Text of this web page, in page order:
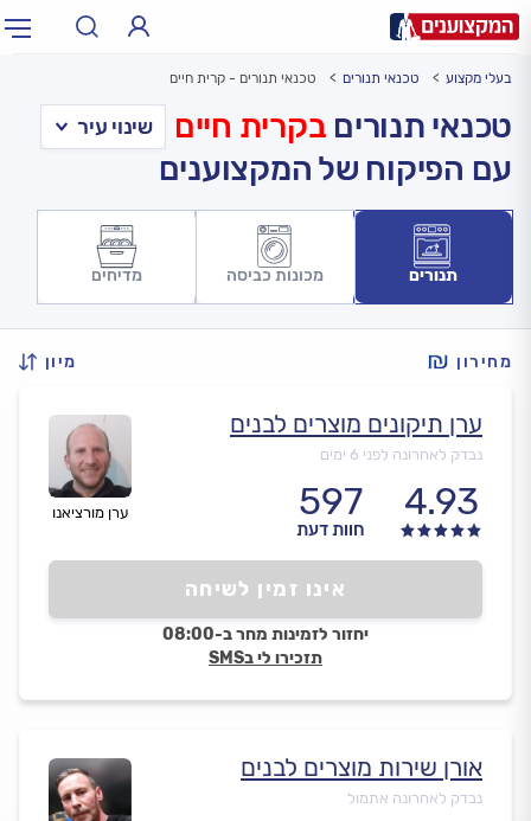
עירעיר: תל אביב, חיפה…
בעלי מקצוע טכנאי תנורים טכנאי תנורים - קרית חיים
טכנאי תנורים בקרית חיים
עם הפיקוח של המקצוענים
תנורים מכונות כביסה מדיחים
מחירון מיון
ערן מורציאנו
ערן תיקונים מוצרים לבנים
נבדק לאחרונה לפני 6 ימים
4.93
597
חוות דעת
אינו זמין לשיחה
יחזור לזמינות מחר ב-08:00
תזכירו לי בSMS
אורן שירות מוצרים לבנים
נבדק לאחרונה אתמול